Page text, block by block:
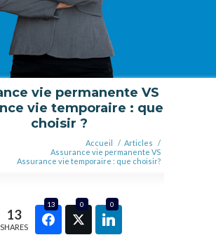
vie permanente VS
vie temporaire : que
choisir ?
Accueil / Articles
/
Assurance vie permanente VS
Assurance vie temporaire : que choisir?
13
SHARES
13 0 0